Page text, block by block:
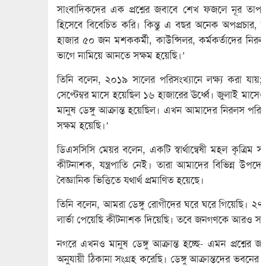
সাংবাদিকদের এক প্রশ্নের জবাবে শেখ ফজলে নূর
হিসেবে বিবেচিত করি। কিন্তু এ বছর অনেক
হাজার ৫০ জন মশককর্মী, কাউন্সিলর, কর্মকর্তাদের
ভাগে নামিয়ে আনতে সক্ষম হয়েছি।’
তিনি বলেন, ২০১৯ সালের পরিসংখ্যানে লক্ষ্য করা
সেপ্টেম্বর মাসে হয়েছিল ১৬ হাজারের ঊর্ধ্বে। জুলাই
মানুষ ডেঙ্গু আক্রান্ত হয়েছিল। এখন আমাদের নিরলস
সক্ষম হয়েছি।’
ডিএসসিসি মেয়র বলেন, একটি স্বার্থান্বেষী মহল
কীটনাশক, যন্ত্রপাতি নেই। তারা আমাদের বিভিন্ন
বৈজ্ঞানিক ভিত্তিতে যথার্থ প্রমাণিত হয়েছে।
তিনি বলেন, আমরা ডেঙ্গু রোগীদের ঘরে ঘরে গিয়েছি।
লার্ভা পেয়েছি কীটনাশক দিয়েছি। তবে জনগণকে আরও
নগরে এখনও মানুষ ডেঙ্গু আক্রান্ত হচ্ছে- এমন
অনুযায়ী ঠিকানা সংগ্রহ করেছি। ডেঙ্গু আক্রান্তদের